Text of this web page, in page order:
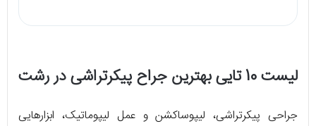
لیست 10 تایی بهترین جراح پیکرتراشی در رشت
جراحی پیکرتراشی، لیپوساکشن و عمل لیپوماتیک، ابزارهایی